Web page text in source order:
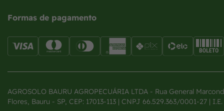
Formas de pagamento
AGROSOLO BAURU AGROPECUÁRIA LTDA - Rua General
Flores, Bauru - SP, CEP: 17013-113 | CNPJ 66.529.363/0001-27 | I.E.